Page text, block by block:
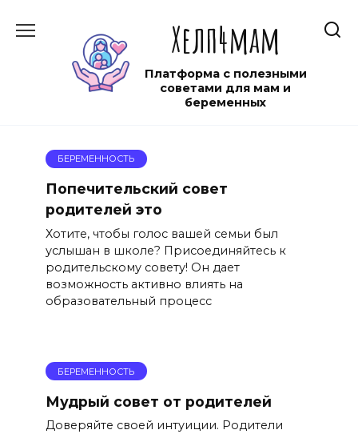
содержанию
Хелп4мам
Платформа с полезными
советами для мам и
беременных
БЕРЕМЕННОСТЬ
Попечительский совет
родителей это
Хотите, чтобы голос вашей семьи был
услышан в школе? Присоединяйтесь к
родительскому совету! Он дает
возможность активно влиять на
образовательный процесс
БЕРЕМЕННОСТЬ
Мудрый совет от родителей
Доверяйте своей интуиции. Родители